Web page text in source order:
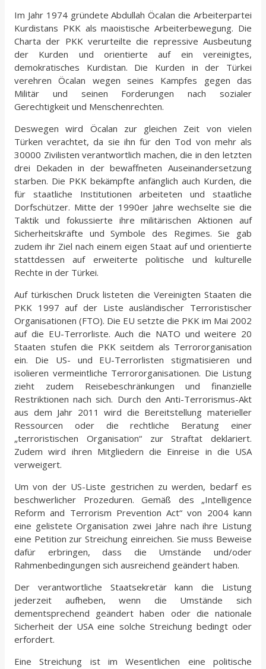
Im Jahr 1974 gründete Abdullah Öcalan die Arbeiterpartei
Kurdistans PKK als maoistische Arbeiterbewegung. Die
Charta der PKK verurteilte die repressive Ausbeutung
der Kurden und orientierte auf ein vereinigtes,
demokratisches Kurdistan. Die Kurden in der Türkei
verehren Öcalan wegen seines Kampfes gegen das
Militär und seinen Forderungen nach sozialer
Gerechtigkeit und Menschenrechten.
Deswegen wird Öcalan zur gleichen Zeit von vielen
Türken verachtet, da sie ihn für den Tod von mehr als
30000 Zivilisten verantwortlich machen, die in den letzten
drei Dekaden in der bewaffneten Auseinandersetzung
starben. Die PKK bekämpfte anfänglich auch Kurden, die
für staatliche Institutionen arbeiteten und staatliche
Dorfschützer. Mitte der 1990er Jahre wechselte sie die
Taktik und fokussierte ihre militärischen Aktionen auf
Sicherheitskräfte und Symbole des Regimes. Sie gab
zudem ihr Ziel nach einem eigen Staat auf und orientierte
stattdessen auf erweiterte politische und kulturelle
Rechte in der Türkei.
Auf türkischen Druck listeten die Vereinigten Staaten die
PKK 1997 auf der Liste ausländischer Terroristischer
Organisationen (FTO). Die EU setzte die PKK im Mai 2002
auf die EU-Terrorliste. Auch die NATO und weitere 20
Staaten stufen die PKK seitdem als Terrororganisation
ein. Die US- und EU-Terrorlisten stigmatisieren und
isolieren vermeintliche Terrororganisationen. Die Listung
zieht zudem Reisebeschränkungen und finanzielle
Restriktionen nach sich. Durch den Anti-Terrorismus-Akt
aus dem Jahr 2011 wird die Bereitstellung materieller
Ressourcen oder die rechtliche Beratung einer
„terroristischen Organisation“ zur Straftat deklariert.
Zudem wird ihren Mitgliedern die Einreise in die USA
verweigert.
Um von der US-Liste gestrichen zu werden, bedarf es
beschwerlicher Prozeduren. Gemäß des „Intelligence
Reform and Terrorism Prevention Act“ von 2004 kann
eine gelistete Organisation zwei Jahre nach ihre Listung
eine Petition zur Streichung einreichen. Sie muss Beweise
dafür erbringen, dass die Umstände und/oder
Rahmenbedingungen sich ausreichend geändert haben.
Der verantwortliche Staatsekretär kann die Listung
jederzeit aufheben, wenn die Umstände sich
dementsprechend geändert haben oder die nationale
Sicherheit der USA eine solche Streichung bedingt oder
erfordert.
Eine Streichung ist im Wesentlichen eine politische